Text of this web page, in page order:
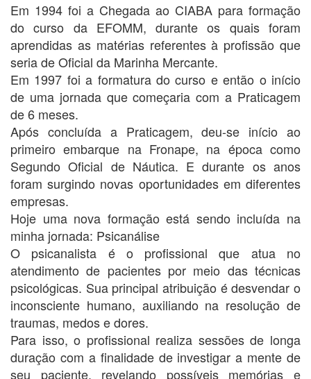
Em 1994 foi a Chegada ao CIABA para formação
do curso da EFOMM, durante os quais foram
aprendidas as matérias referentes à profissão que
seria de Oficial da Marinha Mercante.
Em 1997 foi a formatura do curso e então o início
de uma jornada que começaria com a Praticagem
de 6 meses.
Após concluída a Praticagem, deu-se início ao
primeiro embarque na Fronape, na época como
Segundo Oficial de Náutica. E durante os anos
foram surgindo novas oportunidades em diferentes
empresas.
Hoje uma nova formação está sendo incluída na
minha jornada: Psicanálise
O psicanalista é o profissional que atua no
atendimento de pacientes por meio das técnicas
psicológicas. Sua principal atribuição é desvendar o
inconsciente humano, auxiliando na resolução de
traumas, medos e dores.
Para isso, o profissional realiza sessões de longa
duração com a finalidade de investigar a mente de
seu paciente, revelando possíveis memórias e